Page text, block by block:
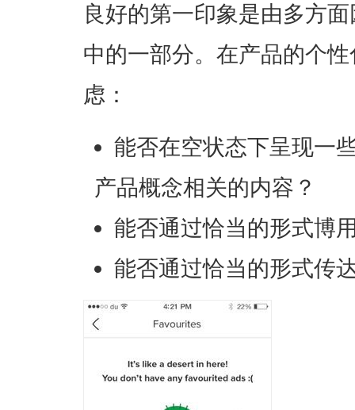
良好的第一印象是由多方
中的一部分。在产品的个
虑：
能否在空状态下呈现一
产品概念相关的内容？
能否通过恰当的形式博
能否通过恰当的形式传